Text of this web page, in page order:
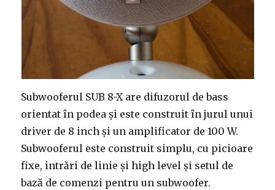
Subwooferul SUB 8-X are difuzorul de bass
orientat în podea și este construit în jurul unui
driver de 8 inch și un amplificator de 100 W.
Subwooferul este construit simplu, cu picioare
fixe, intrări de linie și high level și setul de
bază de comenzi pentru un subwoofer.